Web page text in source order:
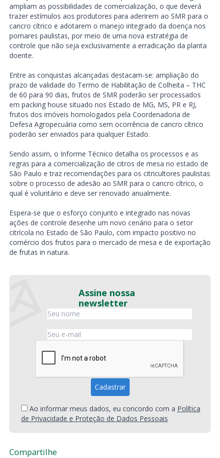
ampliam as possibilidades de comercialização, o que deverá
trazer estímulos aos produtores para aderirem ao SMR para o
cancro cítrico e adotarem o manejo integrado da doença nos
pomares paulistas, por meio de uma nova estratégia de
controle que não seja exclusivamente a erradicação da planta
doente.
Entre as conquistas alcançadas destacam-se: ampliação do
prazo de validade do Termo de Habilitação de Colheita – THC
de 60 para 90 dias, frutos de SMR poderão ser processados
em packing house situado nos Estado de MG, MS, PR e RJ,
frutos dos imóveis homologados pela Coordenadoria de
Defesa Agropecuária como sem ocorrência de cancro cítrico
poderão ser enviados para qualquer Estado.
Sendo assim, o Informe Técnico detalha os processos e as
regras para a comercialização de citros de mesa no estado de
São Paulo e traz recomendações para os citricultores paulistas
sobre o processo de adesão ao SMR para o cancro cítrico, o
qual é voluntário e deve ser renovado anualmente.
Espera-se que o esforço conjunto e integrado nas novas
ações de controle desenhe um novo cenário para o setor
citrícola no Estado de São Paulo, com impacto positivo no
comércio dos frutos para o mercado de mesa e de exportação
de frutas in natura.
Assine nossa
newsletter
Ao informar meus dados, eu concordo com a Política
de Privacidade e Proteção de Dados Pessoais
Compartilhe